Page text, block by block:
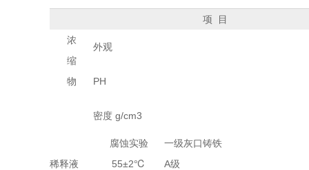
项 目
浓
缩
物
外观
PH
密度 g/cm3
稀释液
腐蚀实验
55±2℃
一级灰口铸铁
A级